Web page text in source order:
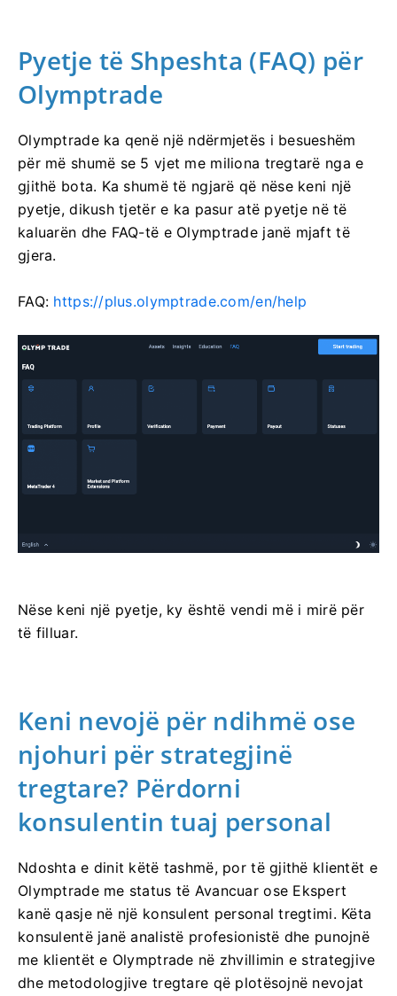
Pyetje të Shpeshta (FAQ) për
Olymptrade
Olymptrade ka qenë një ndërmjetës i besueshëm
për më shumë se 5 vjet me miliona tregtarë nga e
gjithë bota. Ka shumë të ngjarë që nëse keni një
pyetje, dikush tjetër e ka pasur atë pyetje në të
kaluarën dhe FAQ-të e Olymptrade janë mjaft të
gjera.
FAQ: https://plus.olymptrade.com/en/help
Nëse keni një pyetje, ky është vendi më i mirë për
të filluar.
Keni nevojë për ndihmë ose
njohuri për strategjinë
tregtare? Përdorni
konsulentin tuaj personal
Ndoshta e dinit këtë tashmë, por të gjithë klientët e
Olymptrade me status të Avancuar ose Ekspert
kanë qasje në një konsulent personal tregtimi. Këta
konsulentë janë analistë profesionistë dhe punojnë
me klientët e Olymptrade në zhvillimin e strategjive
dhe metodologjive tregtare që plotësojnë nevojat